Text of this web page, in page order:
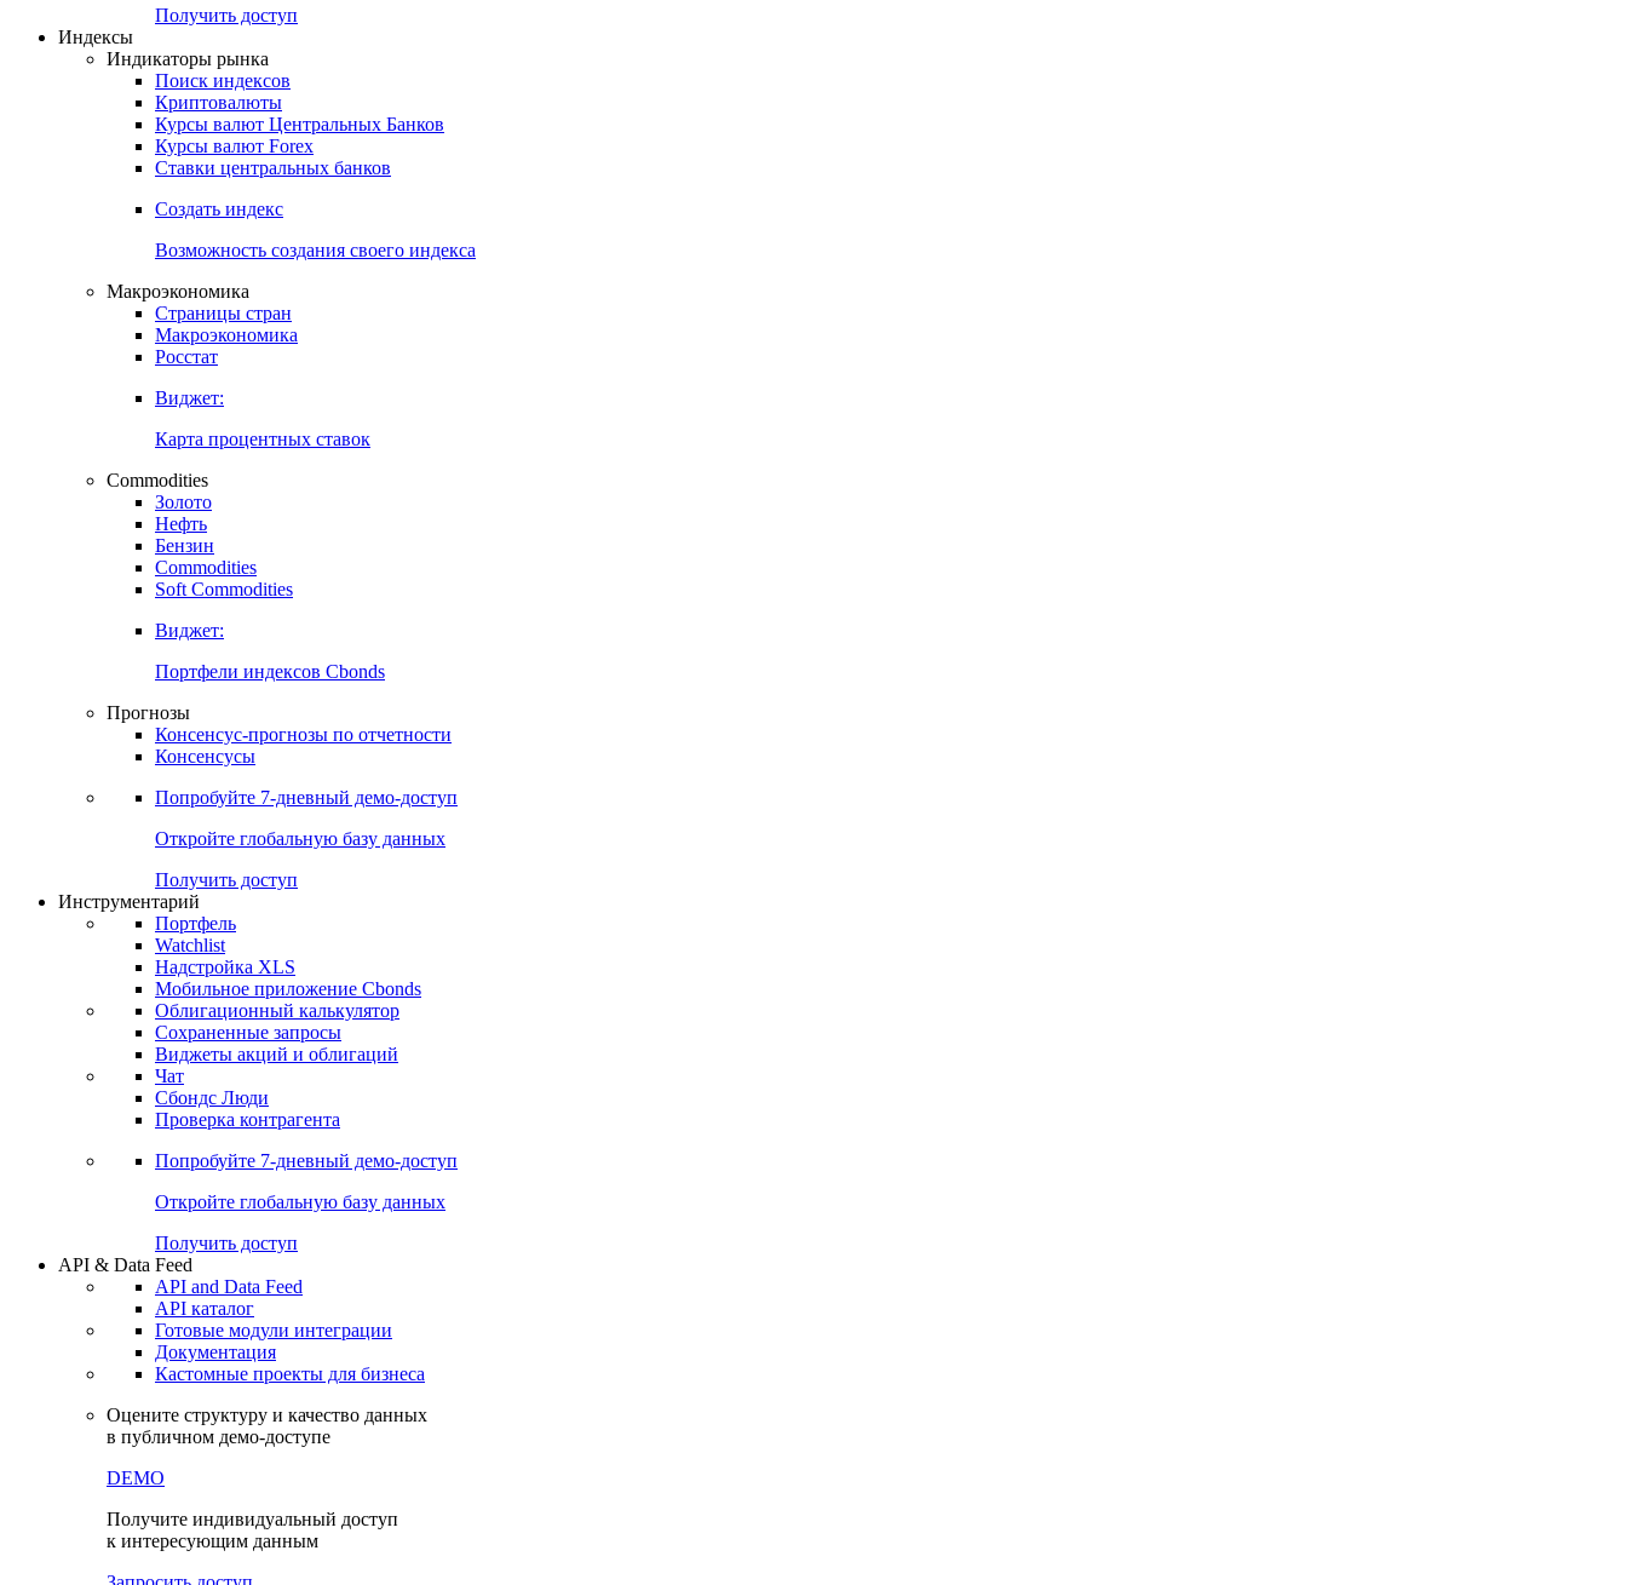
Получить доступ
Индексы
Индикаторы рынка
Поиск индексов
Криптовалюты
Курсы валют Центральных Банков
Курсы валют Forex
Ставки центральных банков
Создать индекс
Возможность создания своего индекса
Макроэкономика
Страницы стран
Макроэкономика
Росстат
Виджет:
Карта процентных ставок
Commodities
Золото
Нефть
Бензин
Commodities
Soft Commodities
Виджет:
Портфели индексов Cbonds
Прогнозы
Консенсус-прогнозы по отчетности
Консенсусы
Попробуйте 7-дневный демо-доступ
Откройте глобальную базу данных
Получить доступ
Инструментарий
Портфель
Watchlist
Надстройка XLS
Мобильное приложение Cbonds
Облигационный калькулятор
Сохраненные запросы
Виджеты акций и облигаций
Чат
Сбондс Люди
Проверка контрагента
Попробуйте 7-дневный демо-доступ
Откройте глобальную базу данных
Получить доступ
API & Data Feed
API and Data Feed
API каталог
Готовые модули интеграции
Документация
Кастомные проекты для бизнеса
Оцените структуру и качество данных
в публичном демо-доступе
DEMO
Получите индивидуальный доступ
к интересующим данным